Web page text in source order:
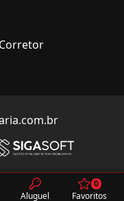
Aluguel
0
Favoritos